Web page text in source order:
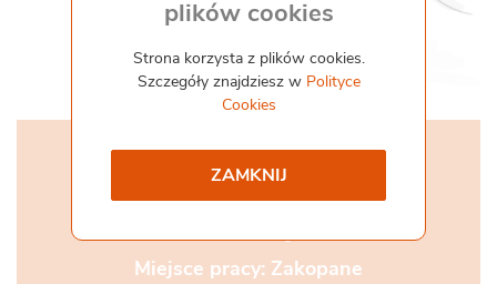
Pliki do pobrania
Magister/Magisterka
Miejsce pracy: Zakopane
plików cookies
Strona korzysta z plików cookies.
Szczegóły znajdziesz w Polityce
Cookies
ZAMKNIJ